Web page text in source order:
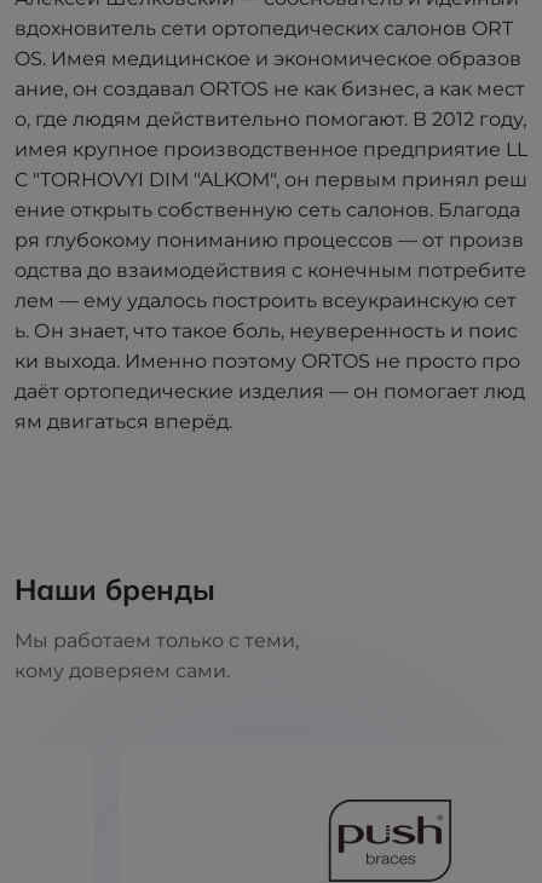
вдохновитель сети ортопедических салонов ORT
OS. Имея медицинское и экономическое образов
ание, он создавал ORTOS не как бизнес, а как мест
о, где людям действительно помогают. В 2012 году,
имея крупное производственное предприятие LL
C "TORHOVYI DIM "ALKOM", он первым принял реш
ение открыть собственную сеть салонов. Благода
ря глубокому пониманию процессов — от произв
одства до взаимодействия с конечным потребите
лем — ему удалось построить всеукраинскую сет
ь. Он знает, что такое боль, неуверенность и поис
ки выхода. Именно поэтому ORTOS не просто про
даёт ортопедические изделия — он помогает люд
ям двигаться вперёд.
Наши бренды
Мы работаем только с теми,
кому доверяем сами.